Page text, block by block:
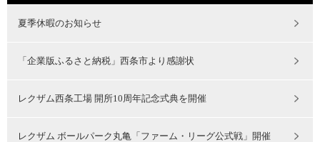
夏季休暇のお知らせ
「企業版ふるさと納税」西条市より感謝状
レクザム西条工場 開所10周年記念式典を開催
レクザム ボールパーク丸亀「ファーム・リーグ公式戦」開催